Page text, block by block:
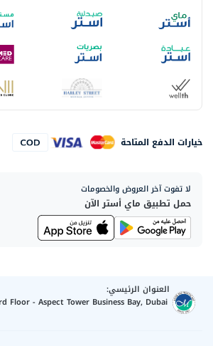
خيارات الدفع المتاحة
لا تفوت آخر العروض والخصومات
حمل تطبيق ماي أستر الآن
العنوان الرئيسي:
Floor - Aspect Tower Business Bay, Dubai